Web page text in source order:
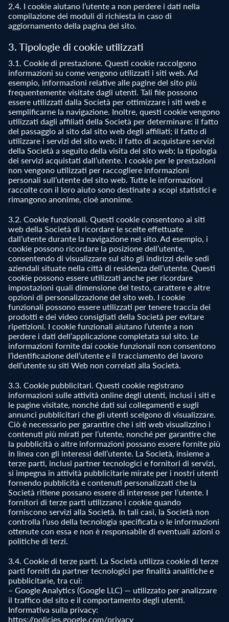
2.4. I cookie aiutano l’utente a non perdere i dati nella
compilazione dei moduli di richiesta in caso di
aggiornamento della pagina del sito.
3. Tipologie di cookie utilizzati
3.1. Cookie di prestazione. Questi cookie raccolgono
informazioni su come vengono utilizzati i siti web. Ad
esempio, informazioni relative alle pagine del sito più
frequentemente visitate dagli utenti. Tali file possono
essere utilizzati dalla Società per ottimizzare i siti web e
semplificarne la navigazione. Inoltre, questi cookie vengono
utilizzati dagli affiliati della Società per determinare: il fatto
del passaggio al sito dal sito web degli affiliati; il fatto di
utilizzare i servizi del sito web; il fatto di acquistare servizi
della Società a seguito della visita del sito web; la tipologia
dei servizi acquistati dall’utente. I cookie per le prestazioni
non vengono utilizzati per raccogliere informazioni
personali sull’utente del sito web. Tutte le informazioni
raccolte con il loro aiuto sono destinate a scopi statistici e
rimangono anonime, cioè anonime.
3.2. Cookie funzionali. Questi cookie consentono ai siti
web della Società di ricordare le scelte effettuate
dall’utente durante la navigazione nel sito. Ad esempio, i
cookie possono ricordare la posizione dell’utente,
consentendo di visualizzare sul sito gli indirizzi delle sedi
aziendali situate nella città di residenza dell’utente. Questi
cookie possono essere utilizzati anche per ricordare
impostazioni quali dimensione del testo, carattere e altre
opzioni di personalizzazione del sito web. I cookie
funzionali possono essere utilizzati per tenere traccia dei
prodotti e dei video consigliati della Società per evitare
ripetizioni. I cookie funzionali aiutano l’utente a non
perdere i dati dell’applicazione completata sul sito. Le
informazioni fornite dai cookie funzionali non consentono
l’identificazione dell’utente e il tracciamento del lavoro
dell’utente su siti Web non correlati alla Società.
3.3. Cookie pubblicitari. Questi cookie registrano
informazioni sulle attività online degli utenti, inclusi i siti e
le pagine visitate, nonché dati sui collegamenti e sugli
annunci pubblicitari che gli utenti scelgono di visualizzare.
Ciò è necessario per garantire che i siti web visualizzino i
contenuti più mirati per l’utente, nonché per garantire che
la pubblicità o altre informazioni possano essere fornite più
in linea con gli interessi dell’utente. La Società, insieme a
terze parti, inclusi partner tecnologici e fornitori di servizi,
si impegna in attività pubblicitarie mirate per i nostri utenti
fornendo pubblicità e contenuti personalizzati che la
Società ritiene possano essere di interesse per l’utente. I
fornitori di terze parti utilizzano i cookie quando
forniscono servizi alla Società. In tali casi, la Società non
controlla l’uso della tecnologia specificata o le informazioni
ottenute con essa e non è responsabile di eventuali azioni o
politiche di terzi.
3.4. Cookie di terze parti. La Società utilizza cookie di terze
parti forniti da partner tecnologici per finalità analitiche e
pubblicitarie, tra cui:
– Google Analytics (Google LLC) — utilizzato per analizzare
il traffico del sito e il comportamento degli utenti.
Informativa sulla privacy:
https://policies.google.com/privacy